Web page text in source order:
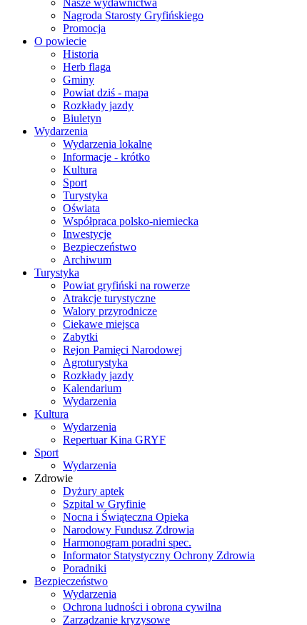
Nagroda Starosty Gryfińskiego
Promocja
O powiecie
Historia
Herb flaga
Gminy
Powiat dziś - mapa
Rozkłady jazdy
Biuletyn
Wydarzenia
Wydarzenia lokalne
Informacje - krótko
Kultura
Sport
Turystyka
Oświata
Współpraca polsko-niemiecka
Inwestycje
Bezpieczeństwo
Archiwum
Turystyka
Powiat gryfiński na rowerze
Atrakcje turystyczne
Walory przyrodnicze
Ciekawe miejsca
Zabytki
Rejon Pamięci Narodowej
Agroturystyka
Rozkłady jazdy
Kalendarium
Wydarzenia
Kultura
Wydarzenia
Repertuar Kina GRYF
Sport
Wydarzenia
Zdrowie
Dyżury aptek
Szpital w Gryfinie
Nocna i Świąteczna Opieka
Narodowy Fundusz Zdrowia
Harmonogram poradni spec.
Informator Statystyczny Ochrony Zdrowia
Poradniki
Bezpieczeństwo
Wydarzenia
Ochrona ludności i obrona cywilna
Zarządzanie kryzysowe